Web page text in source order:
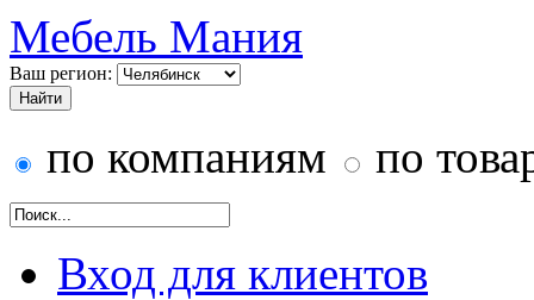
Мебель Мания
Ваш регион:
по компаниям по
Вход для клиентов